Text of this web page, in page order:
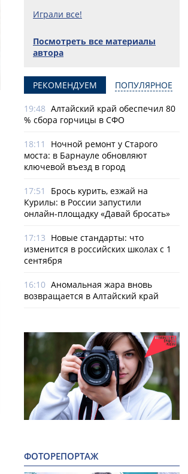
Играли все!
Посмотреть все материалы
автора
РЕКОМЕНДУЕМ ПОПУЛЯРНОЕ
19:48 Алтайский край обеспечил 80
% сбора горчицы в СФО
18:11
Ночной ремонт у Старого
моста: в Барнауле обновляют
ключевой въезд в город
17:51
Брось курить, езжай на
Курилы: в России запустили
онлайн-­площадку «Давай бросать»
17:13 Новые стандарты: что
изменится в российских школах с 1
сентября
16:10 Аномальная жара вновь
возвращается в Алтайский край
ФОТОРЕПОРТАЖ